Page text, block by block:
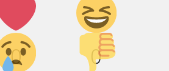
0
смех!
0
Палец
вниз!